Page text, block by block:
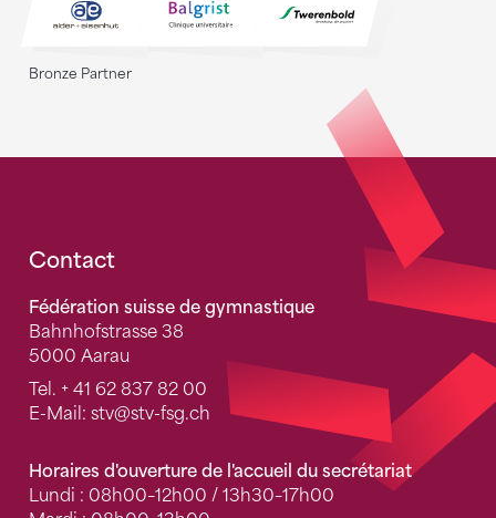
Bronze Partner
Fusszeile
Contact
Fédération suisse de gymnastique
Bahnhofstrasse 38
5000 Aarau
Tel. + 41 62 837 82 00
E-Mail: stv@stv-fsg.ch
Horaires d'ouverture de l'accueil du secrétariat
Lundi : 08h00–12h00 / 13h30–17h00